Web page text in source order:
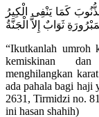
كَمَا يَنْفِى الْكِيرُ
ثَوَابٌ إِلاَّ الْجَنَّةُ
“Ikutkanlah umroh
kemiskinan dan
menghilangkan
ada pahala bagi haji
2631, Tirmidzi no.
ini hasan shahih)